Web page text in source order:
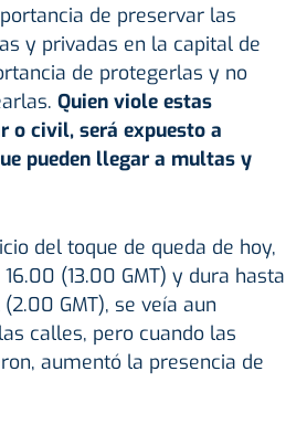
de preservar las
y privadas en la capital de
de protegerlas y no
Quien viole estas
o civil, será expuesto a
pueden llegar a multas y
del toque de queda de hoy,
(13.00 GMT) y dura hasta
GMT), se veía aun
calles, pero cuando las
aumentó la presencia de